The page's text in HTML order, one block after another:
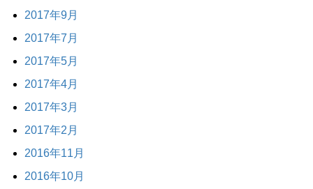
2017年9月
2017年7月
2017年5月
2017年4月
2017年3月
2017年2月
2016年11月
2016年10月